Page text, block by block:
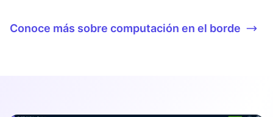
Conoce más sobre computación en el borde